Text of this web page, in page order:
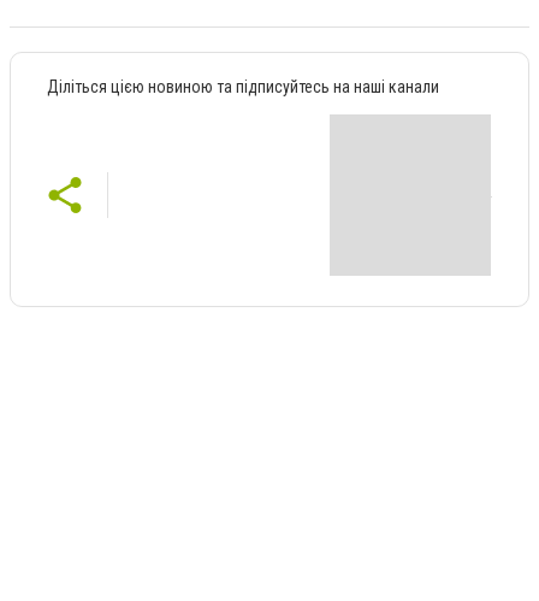
Діліться цією новиною та підписуйтесь на наші канали